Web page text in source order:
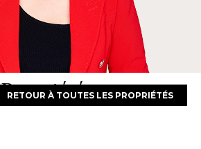
Propriétés
RETOUR À TOUTES LES PROPRIÉTÉS